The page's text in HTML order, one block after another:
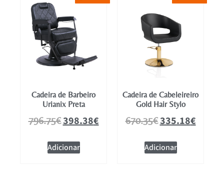
Cadeira de Barbeiro
Urianix Preta
796.75€398.38€
Adicionar
Cadeira de Cabeleireiro
Gold Hair Stylo
670.35€335.18€
Adicionar